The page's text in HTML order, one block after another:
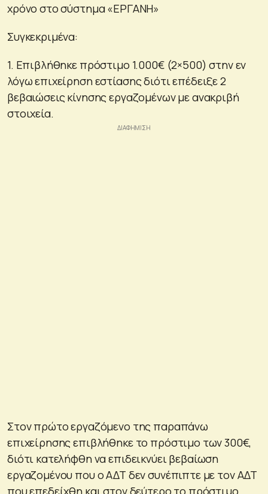
χρόνο στο σύστημα «ΕΡΓΑΝΗ»
Συγκεκριμένα:
1. Επιβλήθηκε πρόστιμο 1.000€ (2×500) στην εν
λόγω επιχείρηση εστίασης διότι επέδειξε 2
βεβαιώσεις κίνησης εργαζομένων με ανακριβή
στοιχεία.
Στον πρώτο εργαζόμενο της παραπάνω
επιχείρησης επιβλήθηκε το πρόστιμο των 300€,
διότι κατελήφθη να επιδεικνύει βεβαίωση
εργαζομένου που ο ΑΔΤ δεν συνέπιπτε με τον ΑΔΤ
που επεδείχθη και στον δεύτερο το πρόστιμο